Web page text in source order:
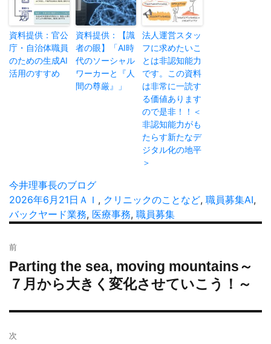
資料提供：官公
庁・自治体職員
のための生成AI
活用のすすめ
資料提供：【識
者の眼】「AI時
代のソーシャル
ワーカーと『人
間の尊厳』」
法人運営スタッ
フに求めたいこ
とは非認知能力
です。この資料
は非常に一読す
る価値あります
ので是非！！＜
非認知能力がも
たらす新たなデ
ジタル化の地平
＞
投
稿
者
今井理事長のブログ
投
稿
2026年6月21日 カ
テ
ＡＩ , クリニックのことなど, 職員募集タ
AI,
バックヤード業務, 医療事務, 職員募集
稿
ナ
ビ
シ
前
過
去
投
Parting the sea, moving mountains～
７月から大きく変化させていこう！～
次